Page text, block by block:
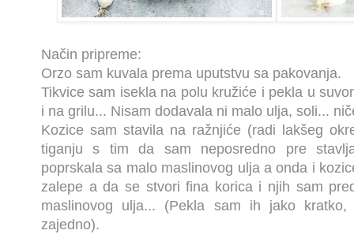
Način pripreme:
Orzo sam kuvala prema uputstvu sa pakovanja.
Tikvice sam isekla na polu kružiće i pekla u
i na grilu... Nisam dodavala ni malo ulja, soli...
Kozice sam stavila na ražnjiće (radi lakšeg
tiganju s tim da sam neposredno pre
poprskala sa malo maslinovog ulja a onda i
zalepe a da se stvori fina korica i njih sam
maslinovog ulja... (Pekla sam ih jako
zajedno).